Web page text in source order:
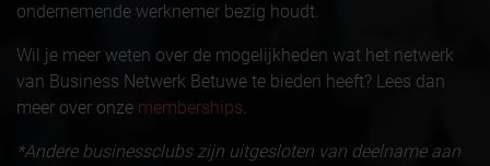
ondernemende werknemer bezig houdt.
Wil je meer weten over de mogelijkheden wat het netwerk
van Business Netwerk Betuwe te bieden heeft? Lees dan
meer over onze memberships.
*Andere businessclubs zijn uitgesloten van deelname aan